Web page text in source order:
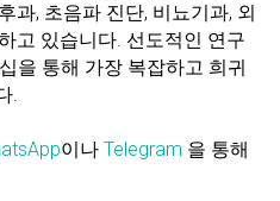
과, 초음파 진단, 비뇨기과, 외
고 있습니다. 선도적인 연구
을 통해 가장 복잡하고 희귀
.
이나 Telegram 을 통해